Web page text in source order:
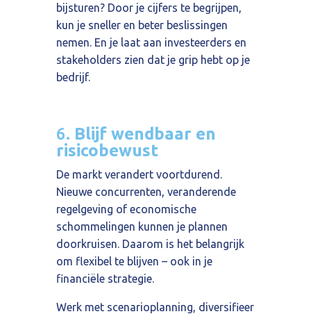
bijsturen? Door je cijfers te begrijpen,
kun je sneller en beter beslissingen
nemen. En je laat aan investeerders en
stakeholders zien dat je grip hebt op je
bedrijf.
6. Blijf wendbaar en
risicobewust
De markt verandert voortdurend.
Nieuwe concurrenten, veranderende
regelgeving of economische
schommelingen kunnen je plannen
doorkruisen. Daarom is het belangrijk
om flexibel te blijven – ook in je
financiële strategie.
Werk met scenarioplanning, diversifieer